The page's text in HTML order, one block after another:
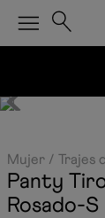
Mujer Trajes
Panty
Rosado-S